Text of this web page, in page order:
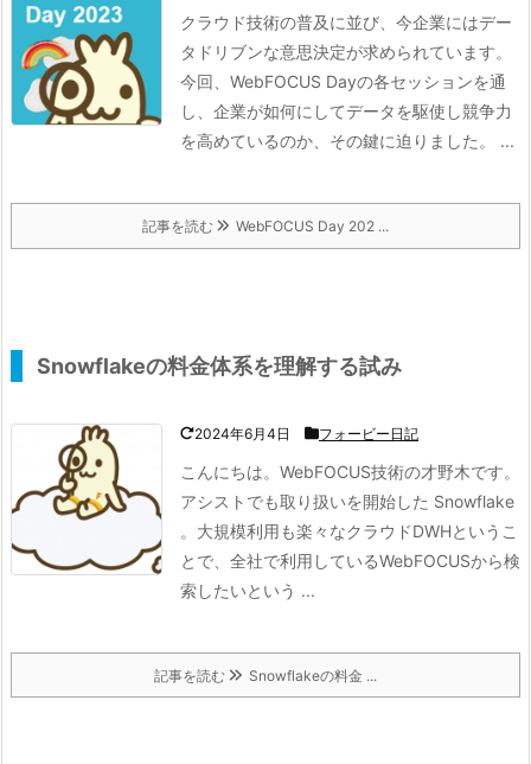
クラウド技術の普及に並び、今企業にはデー
タドリブンな意思決定が求められています。
今回、WebFOCUS Dayの各セッションを通
し、企業が如何にしてデータを駆使し競争力
を高めているのか、その鍵に迫りました。
...
記事を読む WebFOCUS Day 202 ...
Snowflakeの料金体系を理解する試み
2024年6月4日 フォービー日記
こんにちは。WebFOCUS技術の才野木です。
アシストでも取り扱いを開始した Snowflake
。 大規模利用も楽々なクラウドDWHというこ
とで、全社で利用しているWebFOCUSから検
索したいという ...
記事を読む Snowflakeの料金 ...